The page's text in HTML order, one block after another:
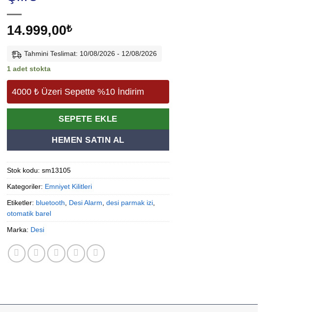
14.999,00₺
Tahmini Teslimat: 10/08/2026 - 12/08/2026
1 adet stokta
4000 ₺ Üzeri Sepette %10 İndirim
SEPETE EKLE
HEMEN SATIN AL
Stok kodu: sm13105
Kategoriler: Emniyet Kilitleri
Etiketler: bluetooth Desi Alarm desi parmak izi
otomatik barel
Marka: Desi